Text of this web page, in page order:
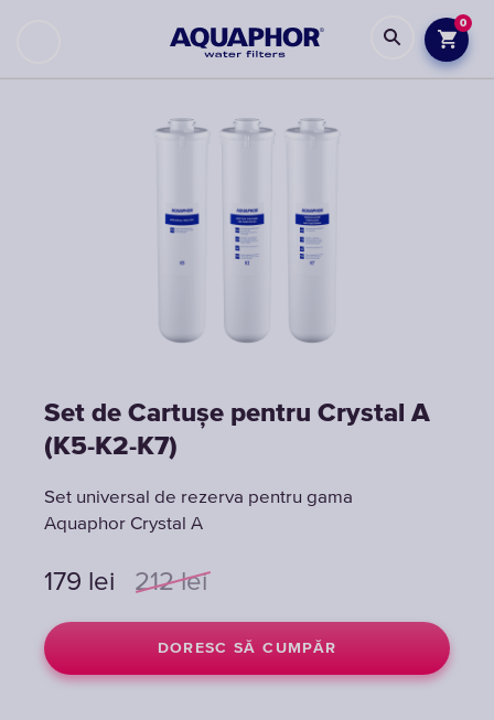
0
Set de Cartușe pentru Crystal A
(K5-K2-K7)
Set universal de rezerva pentru gama
Aquaphor Crystal A
179 lei 212 lei
DORESC SĂ CUMPĂR